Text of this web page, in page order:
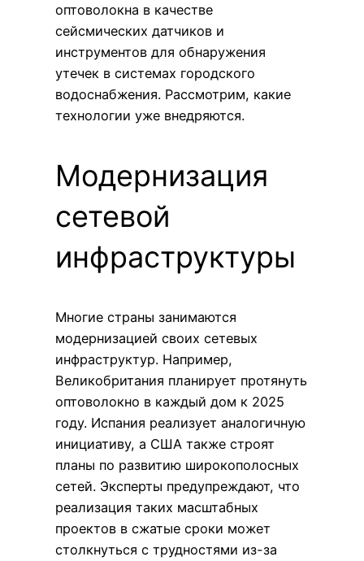
оптоволокна в качестве
сейсмических датчиков и
инструментов для обнаружения
утечек в системах городского
водоснабжения. Рассмотрим, какие
технологии уже внедряются.
Модернизация
сетевой
инфраструктуры
Многие страны занимаются
модернизацией своих сетевых
инфраструктур. Например,
Великобритания планирует протянуть
оптоволокно в каждый дом к 2025
году. Испания реализует аналогичную
инициативу, а США также строят
планы по развитию широкополосных
сетей. Эксперты предупреждают, что
реализация таких масштабных
проектов в сжатые сроки может
столкнуться с трудностями из-за